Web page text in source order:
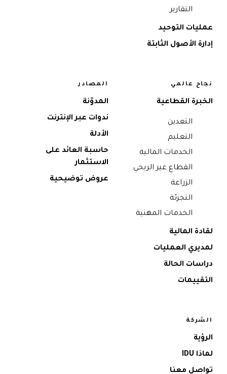
التقارير
عمليات التوحيد
إدارة الأصول الثابتة
نجاح عالمي
الخبرة القطاعية
التعدين
التعليم
الخدمات المالية
القطاع غير الربحي
الزراعة
التجزئة
الخدمات المهنية
لقادة المالية
لمديري العمليات
دراسات الحالة
التقييمات
المصادر
المدوّنة
ندوات عبر الإنترنت
الأدلة
حاسبة العائد على
الاستثمار
عروض توضيحية
الشركة
الرؤية
لماذا IDU
تواصل معنا